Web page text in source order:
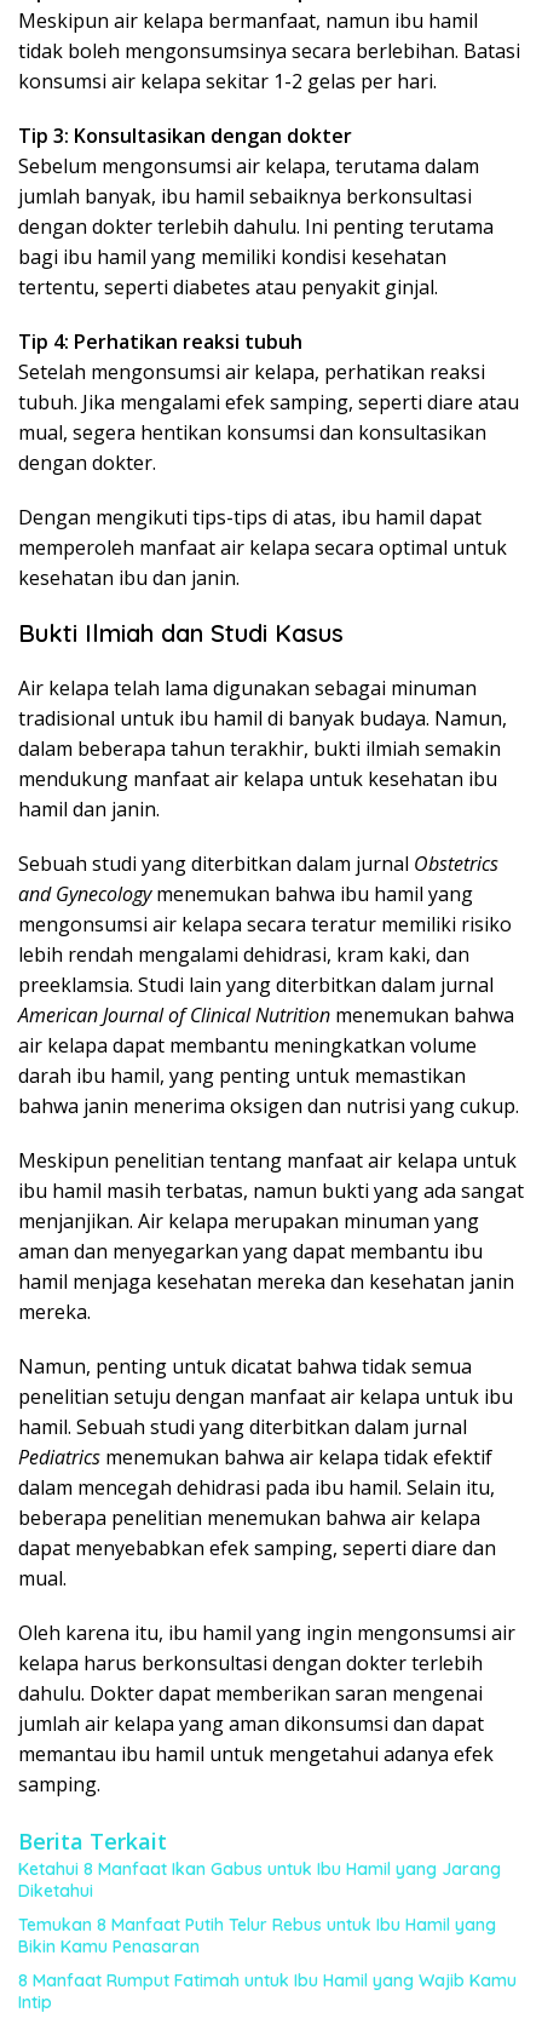
Meskipun air kelapa bermanfaat, namun ibu hamil
tidak boleh mengonsumsinya secara berlebihan. Batasi
konsumsi air kelapa sekitar 1-2 gelas per hari.
Tip 3: Konsultasikan dengan dokter
Sebelum mengonsumsi air kelapa, terutama dalam
jumlah banyak, ibu hamil sebaiknya berkonsultasi
dengan dokter terlebih dahulu. Ini penting terutama
bagi ibu hamil yang memiliki kondisi kesehatan
tertentu, seperti diabetes atau penyakit ginjal.
Tip 4: Perhatikan reaksi tubuh
Setelah mengonsumsi air kelapa, perhatikan reaksi
tubuh. Jika mengalami efek samping, seperti diare atau
mual, segera hentikan konsumsi dan konsultasikan
dengan dokter.
Dengan mengikuti tips-tips di atas, ibu hamil dapat
memperoleh manfaat air kelapa secara optimal untuk
kesehatan ibu dan janin.
Bukti Ilmiah dan Studi Kasus
Air kelapa telah lama digunakan sebagai minuman
tradisional untuk ibu hamil di banyak budaya. Namun,
dalam beberapa tahun terakhir, bukti ilmiah semakin
mendukung manfaat air kelapa untuk kesehatan ibu
hamil dan janin.
Sebuah studi yang diterbitkan dalam jurnal Obstetrics
and Gynecologymenemukan bahwa ibu hamil yang
mengonsumsi air kelapa secara teratur memiliki risiko
lebih rendah mengalami dehidrasi, kram kaki, dan
preeklamsia. Studi lain yang diterbitkan dalam jurnal
American Journal of Clinical Nutrition menemukan bahwa
air kelapa dapat membantu meningkatkan volume
darah ibu hamil, yang penting untuk memastikan
bahwa janin menerima oksigen dan nutrisi yang cukup.
Meskipun penelitian tentang manfaat air kelapa untuk
ibu hamil masih terbatas, namun bukti yang ada sangat
menjanjikan. Air kelapa merupakan minuman yang
aman dan menyegarkan yang dapat membantu ibu
hamil menjaga kesehatan mereka dan kesehatan janin
mereka.
Namun, penting untuk dicatat bahwa tidak semua
penelitian setuju dengan manfaat air kelapa untuk ibu
hamil. Sebuah studi yang diterbitkan dalam jurnal
Pediatrics menemukan bahwa air kelapa tidak efektif
dalam mencegah dehidrasi pada ibu hamil. Selain itu,
beberapa penelitian menemukan bahwa air kelapa
dapat menyebabkan efek samping, seperti diare dan
mual.
Oleh karena itu, ibu hamil yang ingin mengonsumsi air
kelapa harus berkonsultasi dengan dokter terlebih
dahulu. Dokter dapat memberikan saran mengenai
jumlah air kelapa yang aman dikonsumsi dan dapat
memantau ibu hamil untuk mengetahui adanya efek
samping.
Berita Terkait
Ketahui 8 Manfaat Ikan Gabus untuk Ibu Hamil yang Jarang
Diketahui
Temukan 8 Manfaat Putih Telur Rebus untuk Ibu Hamil yang
Bikin Kamu Penasaran
8 Manfaat Rumput Fatimah untuk Ibu Hamil yang Wajib Kamu
Intip